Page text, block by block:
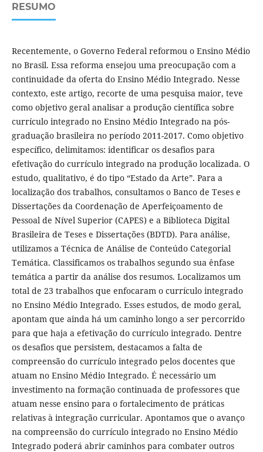
RESUMO
Recentemente, o Governo Federal reformou o Ensino Médio
no Brasil. Essa reforma ensejou uma preocupação com a
continuidade da oferta do Ensino Médio Integrado. Nesse
contexto, este artigo, recorte de uma pesquisa maior, teve
como objetivo geral analisar a produção científica sobre
currículo integrado no Ensino Médio Integrado na pós-
graduação brasileira no período 2011-2017. Como objetivo
específico, delimitamos: identificar os desafios para
efetivação do currículo integrado na produção localizada. O
estudo, qualitativo, é do tipo “Estado da Arte”. Para a
localização dos trabalhos, consultamos o Banco de Teses e
Dissertações da Coordenação de Aperfeiçoamento de
Pessoal de Nível Superior (CAPES) e a Biblioteca Digital
Brasileira de Teses e Dissertações (BDTD). Para análise,
utilizamos a Técnica de Análise de Conteúdo Categorial
Temática. Classificamos os trabalhos segundo sua ênfase
temática a partir da análise dos resumos. Localizamos um
total de 23 trabalhos que enfocaram o currículo integrado
no Ensino Médio Integrado. Esses estudos, de modo geral,
apontam que ainda há um caminho longo a ser percorrido
para que haja a efetivação do currículo integrado. Dentre
os desafios que persistem, destacamos a falta de
compreensão do currículo integrado pelos docentes que
atuam no Ensino Médio Integrado. É necessário um
investimento na formação continuada de professores que
atuam nesse ensino para o fortalecimento de práticas
relativas à integração curricular. Apontamos que o avanço
na compreensão do currículo integrado no Ensino Médio
Integrado poderá abrir caminhos para combater outros